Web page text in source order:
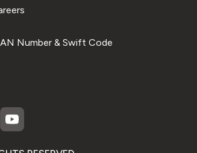
Number & Swift Code